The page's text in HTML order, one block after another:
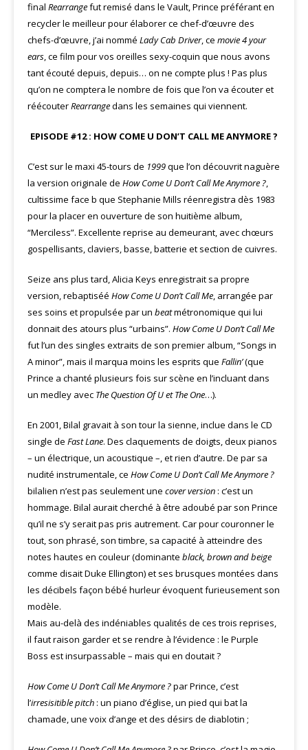
final Rearrangefut remisé dans le Vault, Prince préférant en
recycler le meilleur pour élaborer ce chef-d’œuvre des
chefs-d’œuvre, j’ai nommé Lady Cab Driver, ce movie 4 your
ears, ce film pour vos oreilles sexy-coquin que nous avons
tant écouté depuis, depuis… on ne compte plus ! Pas plus
qu’on ne comptera le nombre de fois que l’on va écouter et
réécouterRearrangedans les semaines qui viennent.
EPISODE #12 : HOW COME U DON’T CALL ME ANYMORE ?
C’est sur le maxi 45-tours de 1999que l’on découvrit naguère
la version originale de How Come U Don’t Call Me Anymore ?,
cultissime face b que Stephanie Mills réenregistra dès 1983
pour la placer en ouverture de son huitième album,
“Merciless”. Excellente reprise au demeurant, avec chœurs
gospellisants, claviers, basse, batterie et section de cuivres.
Seize ans plus tard, Alicia Keys enregistrait sa propre
version, rebaptiséé How Come U Don’t Call Me, arrangée par
ses soins et propulsée par un beatmétronomique qui lui
donnait des atours plus “urbains”. How Come U Don’t Call Me
fut l’un des singles extraits de son premier album, “Songs in
A minor”, mais il marqua moins les esprits que Fallin’(que
Prince a chanté plusieurs fois sur scène en l’incluant dans
un medley avec The Question Of U et The One…).
En 2001, Bilal gravait à son tour la sienne, inclue dans le CD
single de Fast Lane. Des claquements de doigts, deux pianos
– un électrique, un acoustique –, et rien d’autre. De par sa
nudité instrumentale, ce How Come U Don’t Call Me Anymore ?
bilalien n’est pas seulement une cover version : c’est un
hommage. Bilal aurait cherché à être adoubé par son Prince
qu’il ne s’y serait pas pris autrement. Car pour couronner le
tout, son phrasé, son timbre, sa capacité à atteindre des
notes hautes en couleur (dominante black, brown and beige
comme disait Duke Ellington) et ses brusques montées dans
les décibels façon bébé hurleur évoquent furieusement son
modèle.
Mais au-delà des indéniables qualités de ces trois reprises,
il faut raison garder et se rendre à l’évidence : le Purple
Boss est insurpassable – mais qui en doutait ?
How Come U Don’t Call Me Anymore ?par Prince, c’est
l’irresisitible pitch : un piano d’église, un pied qui bat la
chamade, une voix d’ange et des désirs de diablotin ;